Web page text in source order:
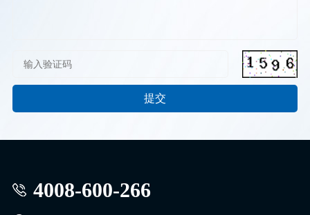
4008-600-266